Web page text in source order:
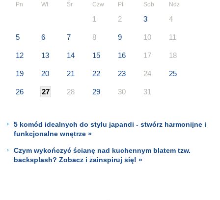
Pn Wt Śr Czw Pt Sob Ndz
1 2 3 4
5 6 7 8 9 10 11
12 13 14 15 16 17 18
19 20 21 22 23 24 25
26 27 28 29 30 31
5 komód idealnych do stylu japandi - stwórz harmonijne i
funkcjonalne wnętrze »
Czym wykończyć ścianę nad kuchennym blatem tzw.
backsplash? Zobacz i zainspiruj się! »